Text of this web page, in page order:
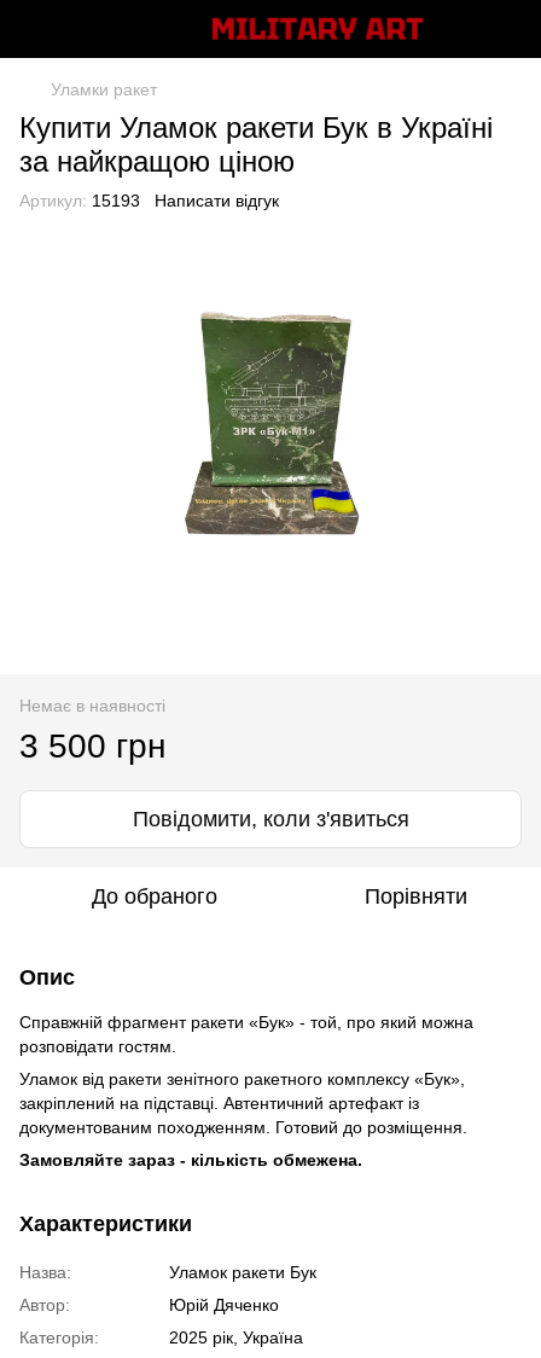
Уламки ракет
Купити Уламок ракети Бук в Україні
за найкращою ціною
Артикул: 15193 Написати відгук
Немає в наявності
3 500 грн
Повідомити, коли з'явиться
До обраного Порівняти
Опис
Справжній фрагмент ракети «Бук» - той, про який можна
розповідати гостям.
Уламок від ракети зенітного ракетного комплексу «Бук»,
закріплений на підставці. Автентичний артефакт із
документованим походженням. Готовий до розміщення.
Замовляйте зараз - кількість обмежена.
Характеристики
Назва:
Уламок ракети Бук
Автор:
Юрій Дяченко
Категорія:
2025 рік, Україна